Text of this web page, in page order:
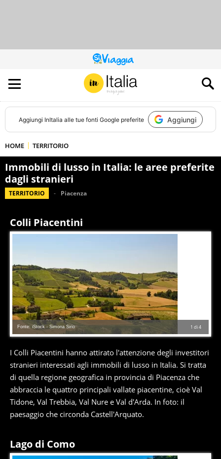
QUESTO
SITO
CONTRIBUISCE
ALL’AUDIENCE
DI
Aggiungi InItalia alle tue fonti Google preferite Aggiungi
HOME TERRITORIO
Immobili di lusso in Italia: le aree preferite
dagli stranieri
TERRITORIO Piacenza
Colli Piacentini
1 di4
Fonte: iStock - Simona Sirio
I Colli Piacentini hanno attirato l'attenzione degli investitori
stranieri interessati agli immobili di lusso in Italia. Si tratta
di quella regione geografica in provincia di Piacenza che
abbraccia le quattro principali vallate piacentine, cioè Val
Tidone, Val Trebbia, Val Nure e Val d'Arda. In foto: il
paesaggio che circonda Castell'Arquato.
Lago di Como